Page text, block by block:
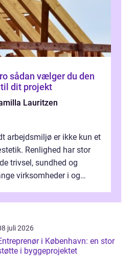
dit projekt
Lauritzen
arbejdsmiljø er ikke kun et
Renlighed har stor
trivsel, sundhed og
virksomheder i og
juli 2026
i København: en stor
i byggeprojektet